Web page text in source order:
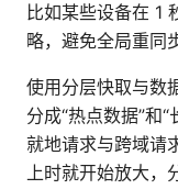
比如某些设备在 1
略，避免全局重同
使用分层快取与数
分成“热点数据”和
就地请求与跨域请
上时就开始放大，